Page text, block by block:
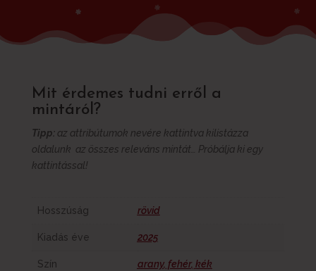
Mit érdemes tudni erről a
mintáról?
Tipp:az attribútumok nevére kattintva kilistázza
oldalunk az összes releváns mintát… Próbálja ki egy
kattintással!
Hosszúság rövid
Kiadás éve 2025
Szín arany, fehér, kék